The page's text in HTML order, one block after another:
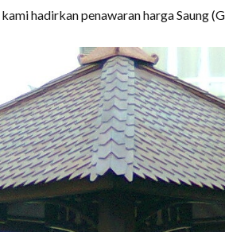
hadirkan penawaran harga Saung